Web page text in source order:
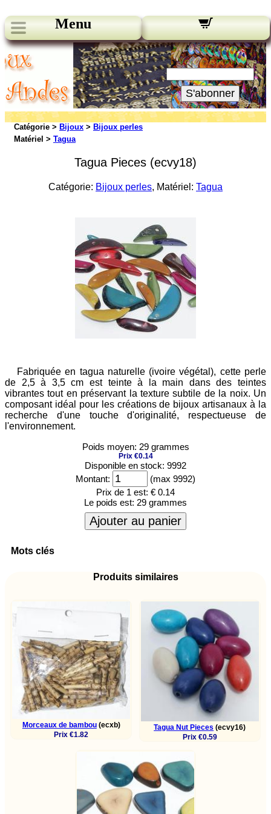
Menu
Nos bulletins:
Votre Email:
S'abonner
Catégorie > Bijoux > Bijoux perles
Matériel > Tagua
Tagua Pieces (ecvy18)
Catégorie: Bijoux perles, Matériel: Tagua
Fabriquée en tagua naturelle (ivoire végétal), cette perle
de 2,5 à 3,5 cm est teinte à la main dans des teintes
vibrantes tout en préservant la texture subtile de la noix. Un
composant idéal pour les créations de bijoux artisanaux à la
recherche d'une touche d'originalité, respectueuse de
l'environnement.
Poids moyen: 29 grammes
Prix €0.14
Disponible en stock: 9992
Montant:
(max 9992)
Prix de 1 est: € 0.14
Le poids est: 29 grammes
Ajouter au panier
Mots clés
Produits similaires
Morceaux de bambou(ecxb)
Prix €1.82
Tagua Nut Pieces (ecvy16)
Prix €0.59